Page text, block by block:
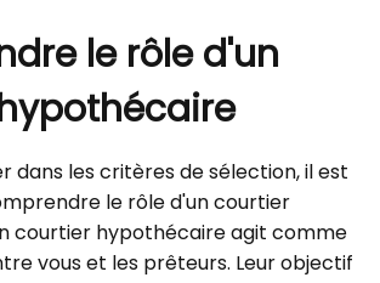
le rôle d'un
dans les critères de sélection, il est
le rôle d'un courtier
courtier hypothécaire agit comme
vous et les prêteurs. Leur objectif